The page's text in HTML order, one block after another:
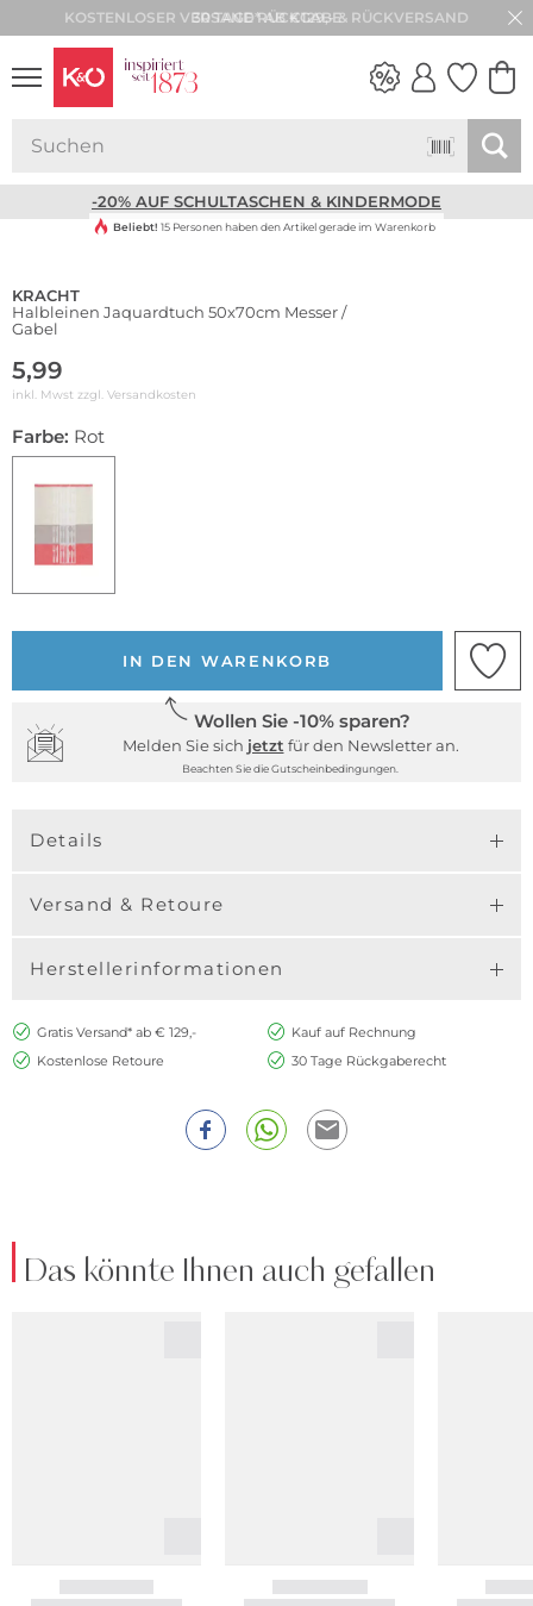
30 TAGE RÜCKGABE
-20% AUF SCHULTASCHEN & KINDERMODE
Beliebt! 15 Personen haben den Artikel gerade im Warenkorb
KRACHT
Halbleinen Jaquardtuch 50x70cm Messer /
Gabel
5,99
inkl. Mwst zzgl. Versandkosten
Farbe: Rot
IN DEN WARENKORB
Wollen Sie -10% sparen?
Melden Sie sich jetzt für den Newsletter an.
Beachten Sie die Gutscheinbedingungen.
Details
Versand & Retoure
Herstellerinformationen
Gratis Versand* ab € 129,-
Kauf auf Rechnung
Kostenlose Retoure
30 Tage Rückgaberecht
Das könnte Ihnen auch gefallen